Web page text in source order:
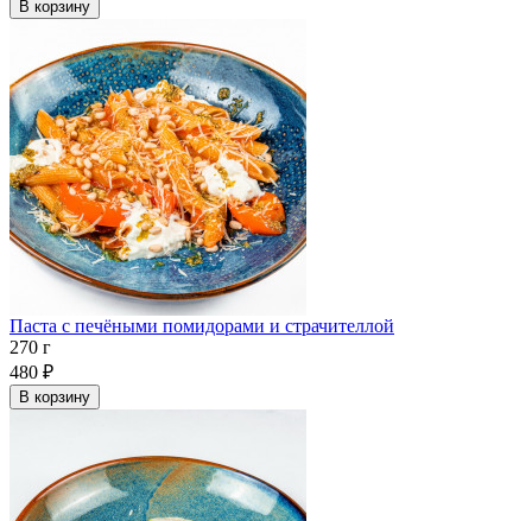
В корзину
Паста с печёными помидорами и страчителлой
270 г
480 ₽
В корзину